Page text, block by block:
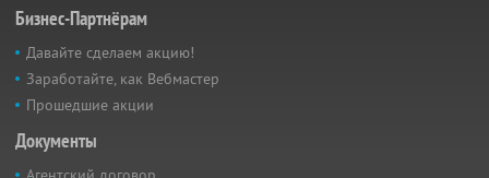
Бизнес-Партнёрам
Давайте сделаем акцию!
Заработайте, как Вебмастер
Прошедшие акции
Документы